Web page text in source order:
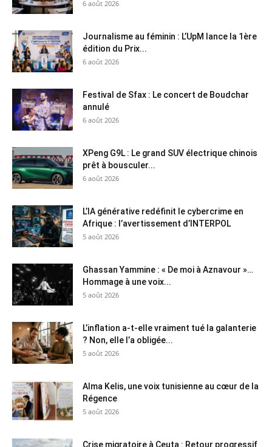
6 août 2026
Journalisme au féminin : L’UpM lance la 1ère
édition du Prix...
6 août 2026
Festival de Sfax : Le concert de Boudchar
annulé
6 août 2026
XPeng G9L : Le grand SUV électrique chinois
prêt à bousculer...
6 août 2026
L’IA générative redéfinit le cybercrime en
Afrique : l’avertissement d’INTERPOL
5 août 2026
Ghassan Yammine : « De moi à Aznavour »…
Hommage à une voix...
5 août 2026
L’inflation a-t-elle vraiment tué la galanterie
? Non, elle l’a obligée...
5 août 2026
Alma Kelis, une voix tunisienne au cœur de la
Régence
5 août 2026
Crise migratoire à Ceuta : Retour progressif